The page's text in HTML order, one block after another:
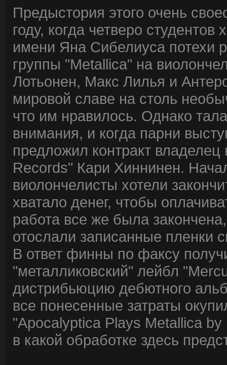
Предыстория этого очень
году, когда четверо
имени Яна Сибелиуса потехи
группы "Metallica" на
Лотьонен, Макс Лилья и
мировой славе на столь
что им нравилось. Однако
внимания, и когда парни
предложил контракт
Records" Кари Хиннинен.
виолончелисты хотели
хватало денег, чтобы
работа все же была
отослали записанные пленки
В ответ финны по факсу
"металликовский" лейбл
дистрибьюцию дебютного
все понесенные затраты
"Apocalyptica Plays Metallica
в какой обработке здесь